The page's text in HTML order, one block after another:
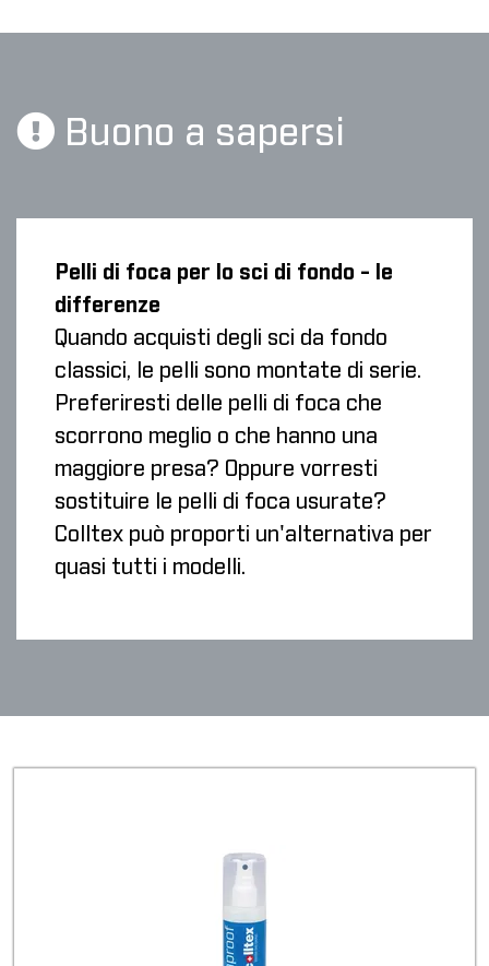
Buono a sapersi
Pelli di foca per lo sci di fondo - le
differenze
Quando acquisti degli sci da fondo
classici, le pelli sono montate di serie.
Preferiresti delle pelli di foca che
scorrono meglio o che hanno una
maggiore presa? Oppure vorresti
sostituire le pelli di foca usurate?
Colltex può proporti un'alternativa per
quasi tutti i modelli.